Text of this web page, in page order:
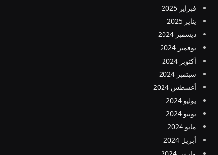
فبراير 2025
يناير 2025
ديسمبر 2024
نوفمبر 2024
أكتوبر 2024
سبتمبر 2024
أغسطس 2024
يوليو 2024
يونيو 2024
مايو 2024
أبريل 2024